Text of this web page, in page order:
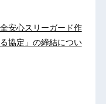
安心スリーガード作
協定」の締結につい